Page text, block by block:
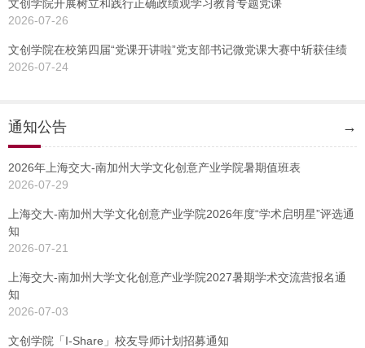
文创学院开展树立和践行正确政绩观学习教育专题党课
2026-07-26
文创学院在校第四届“党课开讲啦”党支部书记微党课大赛中斩获佳绩
2026-07-24
通知公告 →
2026年上海交大-南加州大学文化创意产业学院暑期值班表
2026-07-29
上海交大-南加州大学文化创意产业学院2026年度“学术启明星”评选通
知
2026-07-21
上海交大-南加州大学文化创意产业学院2027暑期学术交流营报名通
知
2026-07-03
文创学院「I-Share」校友导师计划招募通知